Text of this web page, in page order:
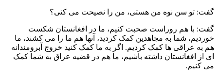
گفت: تو سن نوه من هستی، من را نصیحت می کنی؟
گفت: با هم روراست صحبت کنیم، ما در افغانستان شکست
خوردیم، شما به مجاهدین کمک کردید، آنها هم ما را می کشند، ما
هم به عراقی ها کمک کردیم. اگر به ما کمک کنید خروج آبرومندانه
ای از افغانستان داشته باشیم، ما هم در قضیه عراق به شما کمک
می کنیم.